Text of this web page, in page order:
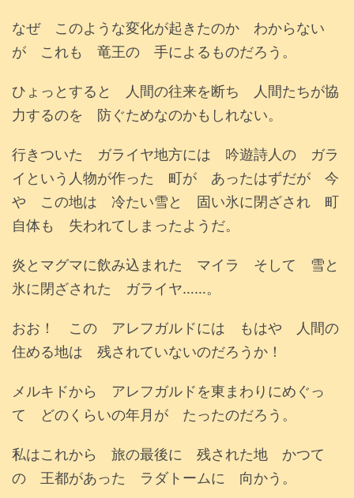
なぜ このような変化が起きたのか わからない
が これも 竜王の 手によるものだろう。
ひょっとすると 人間の往来を断ち 人間たちが協
力するのを 防ぐためなのかもしれない。
行きついた ガライヤ地方には 吟遊詩人の ガラ
イという人物が作った 町が あったはずだが 今
や この地は 冷たい雪と 固い氷に閉ざされ 町
自体も 失われてしまったようだ。
炎とマグマに飲み込まれた マイラ そして 雪と
氷に閉ざされた ガライヤ……。
おお！ この アレフガルドには もはや 人間の
住める地は 残されていないのだろうか！
メルキドから アレフガルドを東まわりにめぐっ
て どのくらいの年月が たったのだろう。
私はこれから 旅の最後に 残された地 かつて
の 王都があった ラダトームに 向かう。